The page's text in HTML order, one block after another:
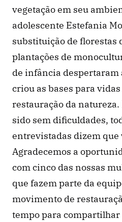
vegetação em seu
adolescente Estefania
substituição de florestas
plantações de
de infância despertaram
criou as bases para
restauração da
sido sem dificuldades,
entrevistadas dizem que
Agradecemos a
com cinco das nossas
que fazem parte da
movimento de
tempo para compartilhar